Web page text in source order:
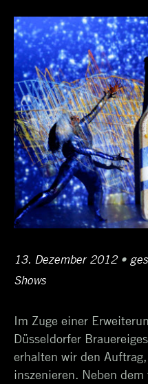
Posted
on
13. Dezember 201212.
•
Shows
Im Zuge einer
Düsseldorfer
erhalten wir den
inszenieren. Neben